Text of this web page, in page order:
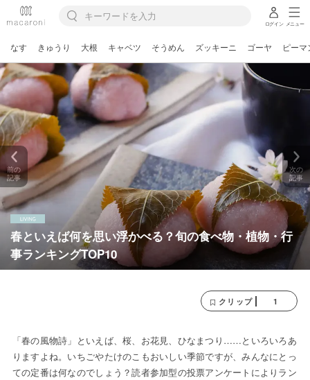
ログイン メニュー
なす きゅうり 大根 キャベツ そうめん ズッキーニ ゴーヤ ピーマ
春といえば何を思い浮かべる？旬の食べ物・植物・行
事ランキングTOP10
前の
記事
次の
記事
クリップ 1
「春の風物詩」といえば、桜、お花見、ひなまつり……といろいろあ
りますよね。いちごやたけのこもおいしい季節ですが、みんなにとっ
ての定番は何なのでしょう？読者参加型の投票アンケートによりラン